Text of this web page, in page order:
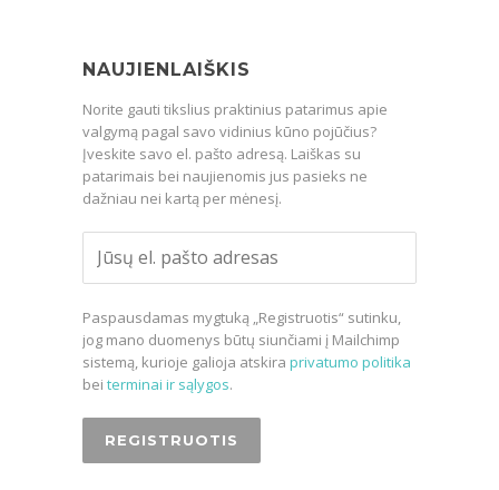
NAUJIENLAIŠKIS
Norite gauti tikslius praktinius patarimus apie
valgymą pagal savo vidinius kūno pojūčius?
Įveskite savo el. pašto adresą. Laiškas su
patarimais bei naujienomis jus pasieks ne
dažniau nei kartą per mėnesį.
Paspausdamas mygtuką „Registruotis“ sutinku,
jog mano duomenys būtų siunčiami į Mailchimp
sistemą, kurioje galioja atskira privatumo politika
bei terminai ir sąlygos.